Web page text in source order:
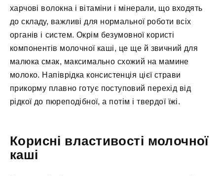
харчові волокна і вітаміни і мінерали, що входять
до складу, важливі для нормальної роботи всіх
органів і систем. Окрім безумовної користі
компонентів молочної каші, це ще й звичний для
малюка смак, максимально схожий на мамине
молоко. Напіврідка консистенція цієї страви
прикорму плавно готує поступовий перехід від
рідкої до пюреподібної, а потім і твердої їжі.
Корисні властивості молочної
каші